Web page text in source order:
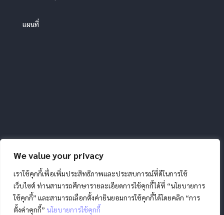
We value your privacy
เราใช้คุกกี้เพื่อเพิ่มประสิทธิภาพและประสบการณ์ที่ดีในการใช้
เว็บไซต์ ท่านสามารถศึกษารายละเอียดการใช้คุกกี้ได้ที่ “นโยบายการ
ใช้คุกกี้” และสามารถเลือกตั้งค่ายินยอมการใช้คุกกี้ได้โดยคลิก “การ
ตั้งค่าคุกกี้” นโยบายการใช้คุกกี้
แผนที่